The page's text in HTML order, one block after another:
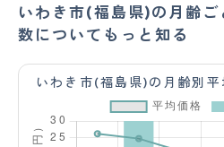
いわき市(福島県)の月齢
数についてもっと知る
いわき市(福島県)の月齢別